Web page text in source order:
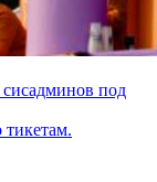
сисадминов под